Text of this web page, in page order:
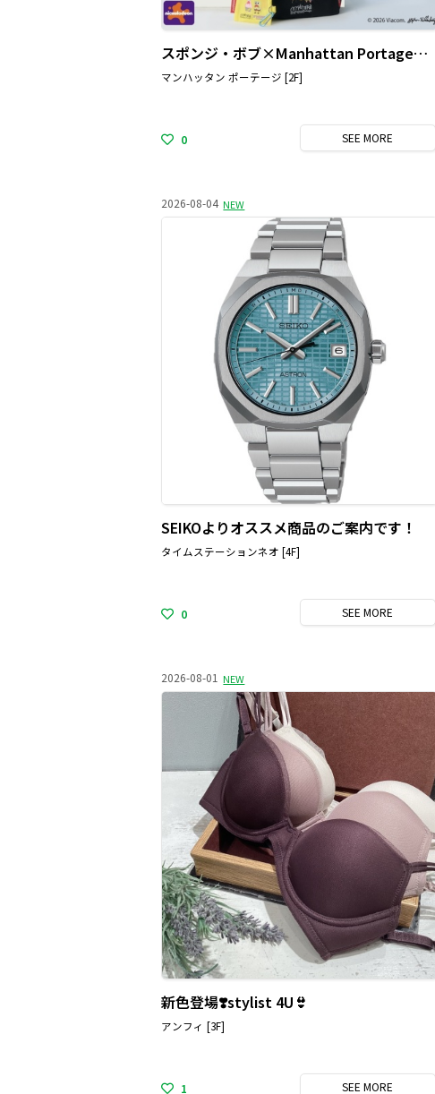
スポンジ・ボブ×Manhattan Portageのコラボ・コレクション発売
マンハッタン ポーテージ [2F]
0 SEEMORE
2026-08-04 NEW
SEIKOよりオススメ商品のご案内です！
タイムステーションネオ [4F]
0 SEEMORE
2026-08-01 NEW
新色登場❣️stylist 4U👙
アンフィ [3F]
1 SEEMORE